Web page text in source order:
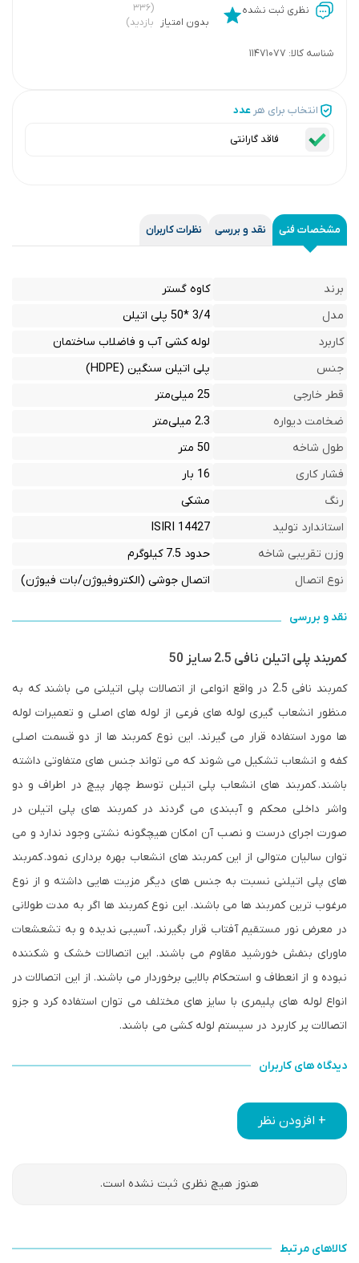
نظری ثبت نشده
بدون امتیاز
(۳۳۶
بازدید)
شناسه کالا: 11471077
انتخاب برای هر عدد
فاقد گارانتی
مشخصات فنی نقد و بررسی نظرات کاربران
برند
کاوه گستر
مدل
3/4 *50 پلی اتیلن
کاربرد
لوله کشی آب و فاضلاب ساختمان
جنس
پلی اتیلن سنگین (HDPE)
قطر خارجی
25 میلی‌متر
ضخامت دیواره
2.3 میلی‌متر
طول شاخه
50 متر
فشار کاری
16 بار
رنگ
مشکی
استاندارد تولید
ISIRI 14427
وزن تقریبی شاخه
حدود 7.5 کیلوگرم
نوع اتصال
اتصال جوشی (الکتروفیوژن/بات فیوژن)
نقد و بررسی
کمربند پلی اتیلن نافی 2.5 سایز 50
کمربند نافی 2.5 در واقع انواعی از اتصالات پلی اتیلنی می باشند که به
منظور انشعاب گیری لوله های فرعی از لوله های اصلی و تعمیرات لوله
ها مورد استفاده قرار می گیرند. این نوع کمربند ها از دو قسمت اصلی
کفه و انشعاب تشکیل می شوند که می تواند جنس های متفاوتی داشته
باشند. کمربند های انشعاب پلی اتیلن توسط چهار پیچ در اطراف و دو
واشر داخلی محکم و آببندی می گردند در کمربند های پلی اتیلن در
صورت اجرای درست و نصب آن امکان هیچگونه نشتی وجود ندارد و می
توان سالیان متوالی از این کمربند های انشعاب بهره برداری نمود. کمربند
های پلی اتیلنی نسبت به جنس های دیگر مزیت هایی داشته و از نوع
مرغوب ترین کمربند ها می باشند. این نوع کمربند ها اگر به مدت طولانی
در معرض نور مستقیم آفتاب قرار بگیرند، آسیبی ندیده و به تشعشعات
ماورای بنفش خورشید مقاوم می باشند. این اتصالات خشک و شکننده
نبوده و از انعطاف و استحکام بالایی برخوردار می باشند. از این اتصالات در
انواع لوله های پلیمری با سایز های مختلف می توان استفاده کرد و جزو
اتصالات پر کاربرد در سیستم لوله کشی می باشند.
دیدگاه های کاربران
+ افزودن نظر
هنوز هیچ نظری ثبت نشده است.
کالاهای مرتبط